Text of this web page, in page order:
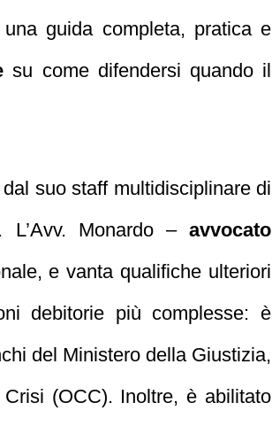
guida completa, pratica e
su come difendersi quando il
dal suo staff multidisciplinare di
Monardo – avvocato
e vanta qualifiche ulteriori
debitorie più complesse: è
del Ministero della Giustizia,
(OCC). Inoltre, è abilitato